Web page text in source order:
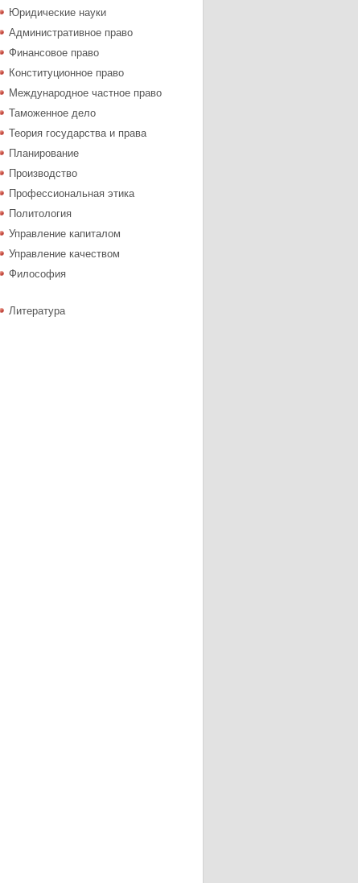
Юридические науки
Административное право
Финансовое право
Конституционное право
Международное частное право
Таможенное дело
Теория государства и права
Планирование
Производство
Профессиональная этика
Политология
Управление капиталом
Управление качеством
Философия
Литература